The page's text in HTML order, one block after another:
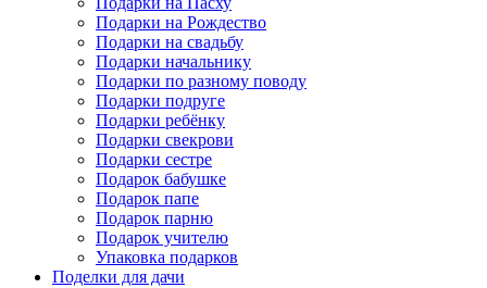
Подарки на Рождество
Подарки на свадьбу
Подарки начальнику
Подарки по разному поводу
Подарки подруге
Подарки ребёнку
Подарки свекрови
Подарки сестре
Подарок бабушке
Подарок папе
Подарок парню
Подарок учителю
Упаковка подарков
Поделки для дачи